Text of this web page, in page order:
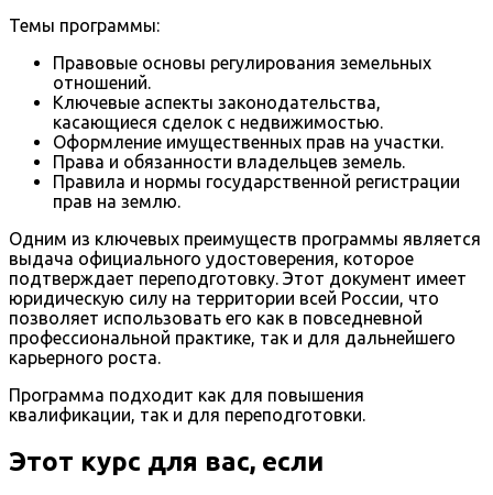
Темы программы:
Правовые основы регулирования земельных
отношений.
Ключевые аспекты законодательства,
касающиеся сделок с недвижимостью.
Оформление имущественных прав на участки.
Права и обязанности владельцев земель.
Правила и нормы государственной регистрации
прав на землю.
Одним из ключевых преимуществ программы является
выдача официального удостоверения, которое
подтверждает переподготовку. Этот документ имеет
юридическую силу на территории всей России, что
позволяет использовать его как в повседневной
профессиональной практике, так и для дальнейшего
карьерного роста.
Программа подходит как для повышения
квалификации, так и для переподготовки.
Этот курс для вас, если